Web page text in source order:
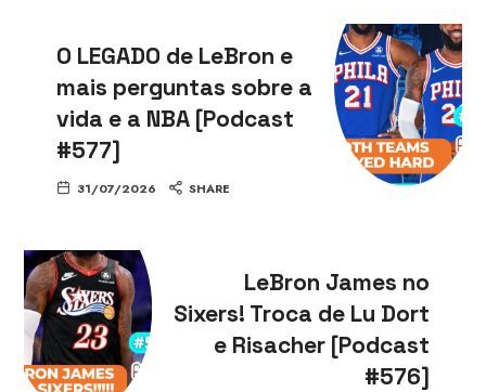
O LEGADO de LeBron e
mais perguntas sobre a
vida e a NBA [Podcast
#577]
31/07/2026 SHARE
LeBron James no
Sixers! Troca de Lu Dort
e Risacher [Podcast
#576]